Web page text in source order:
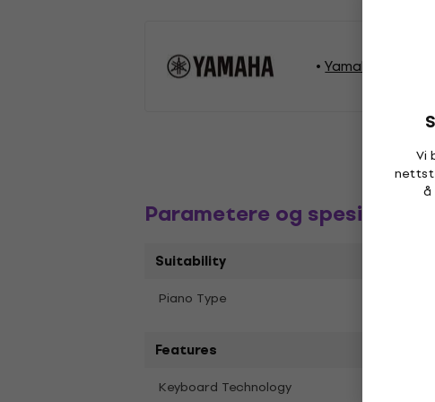
Vi
å
Yamaha
Parametere og
Suitability
Piano Type
Features
Keyboard Technology